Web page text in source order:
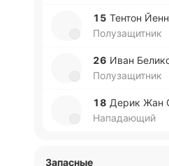
15 Тентон
Полузащитник
26 Иван
Полузащитник
18 Дерик Жан
Нападающий
Запасные